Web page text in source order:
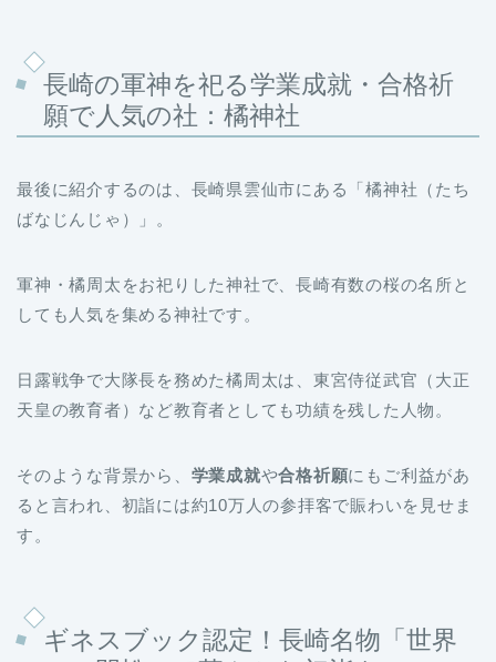
長崎の軍神を祀る学業成就・合格祈
願で人気の社：橘神社
最後に紹介するのは、長崎県雲仙市にある「橘神社（たち
ばなじんじゃ）」。
軍神・橘周太をお祀りした神社で、長崎有数の桜の名所と
しても人気を集める神社です。
日露戦争で大隊長を務めた橘周太は、東宮侍従武官（大正
天皇の教育者）など教育者としても功績を残した人物。
そのような背景から、 学業成就や合格祈願にもご利益があ
ると言われ、初詣には約10万人の参拝客で賑わいを見せま
す。
ギネスブック認定！長崎名物「世界